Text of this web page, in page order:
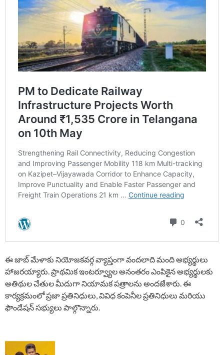
ఈ జాబ్ మేళాకు నియోజకవర్గ వ్యాప్తంగా వందలాది మంది అభ్యర్థులు
హాజరయ్యారు. ప్రాథమిక ఇంటర్వ్యూల అనంతరం ఎంపికైన అభ్యర్థులకు
అతిథుల చేతుల మీదుగా నియామక పత్రాలను అందజేశారు. ఈ
కార్యక్రమంలో ప్రజా ప్రతినిధులు, వివిధ కంపెనీల ప్రతినిధులు మరియు
ఫౌండేషన్ సభ్యులు పాల్గొన్నారు.
P